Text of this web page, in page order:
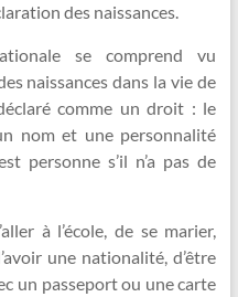
des naissances.
se comprend vu
naissances dans la vie de
comme un droit : le
nom et une personnalité
personne s’il n’a pas de
à l’école, de se marier,
une nationalité, d’être
un passeport ou une carte